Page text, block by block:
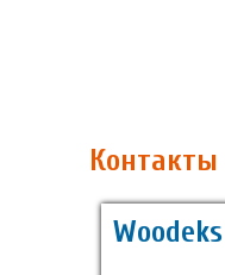
Контакты